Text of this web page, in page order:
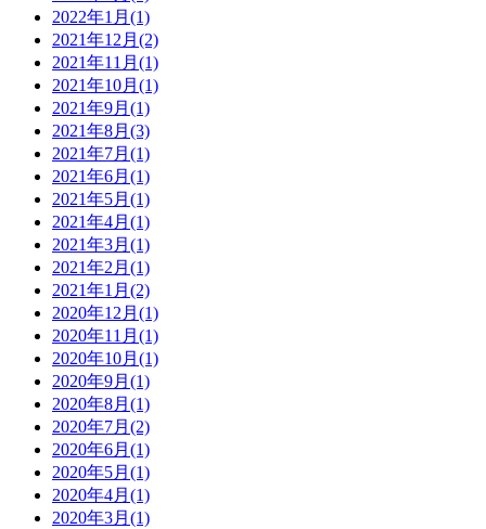
2022年1月(1)
2021年12月(2)
2021年11月(1)
2021年10月(1)
2021年9月(1)
2021年8月(3)
2021年7月(1)
2021年6月(1)
2021年5月(1)
2021年4月(1)
2021年3月(1)
2021年2月(1)
2021年1月(2)
2020年12月(1)
2020年11月(1)
2020年10月(1)
2020年9月(1)
2020年8月(1)
2020年7月(2)
2020年6月(1)
2020年5月(1)
2020年4月(1)
2020年3月(1)